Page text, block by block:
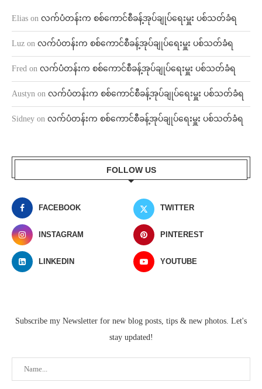
Elias on လက်ပံတန်းက စစ်ကောင်စီခန့်အုပ်ချုပ်ရေးမှူး ပစ်သတ်ခံရ
Luz on လက်ပံတန်းက စစ်ကောင်စီခန့်အုပ်ချုပ်ရေးမှူး ပစ်သတ်ခံရ
Fred on လက်ပံတန်းက စစ်ကောင်စီခန့်အုပ်ချုပ်ရေးမှူး ပစ်သတ်ခံရ
Austyn on လက်ပံတန်းက စစ်ကောင်စီခန့်အုပ်ချုပ်ရေးမှူး ပစ်သတ်ခံရ
Sidney on လက်ပံတန်းက စစ်ကောင်စီခန့်အုပ်ချုပ်ရေးမှူး ပစ်သတ်ခံရ
FOLLOW US
FACEBOOK TWITTER
INSTAGRAM PINTEREST
LINKEDIN YOUTUBE
Subscribe my Newsletter for new blog posts, tips & new photos. Let's
stay updated!